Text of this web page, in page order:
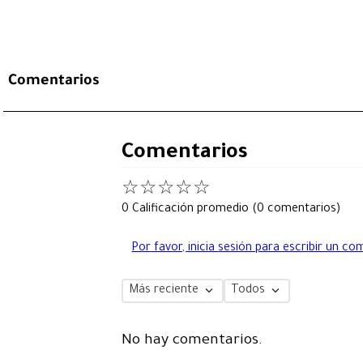
Comentarios
Comentarios
☆☆☆☆☆
0 Calificación promedio (0 comentarios)
Por favor, inicia sesión para escribir un
Más reciente Todos
No hay comentarios.